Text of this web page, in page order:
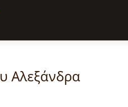
Αλεξάνδρα